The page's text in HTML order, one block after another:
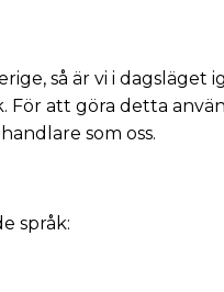
så är vi i dagsläget
För att göra detta
som oss.
språk: